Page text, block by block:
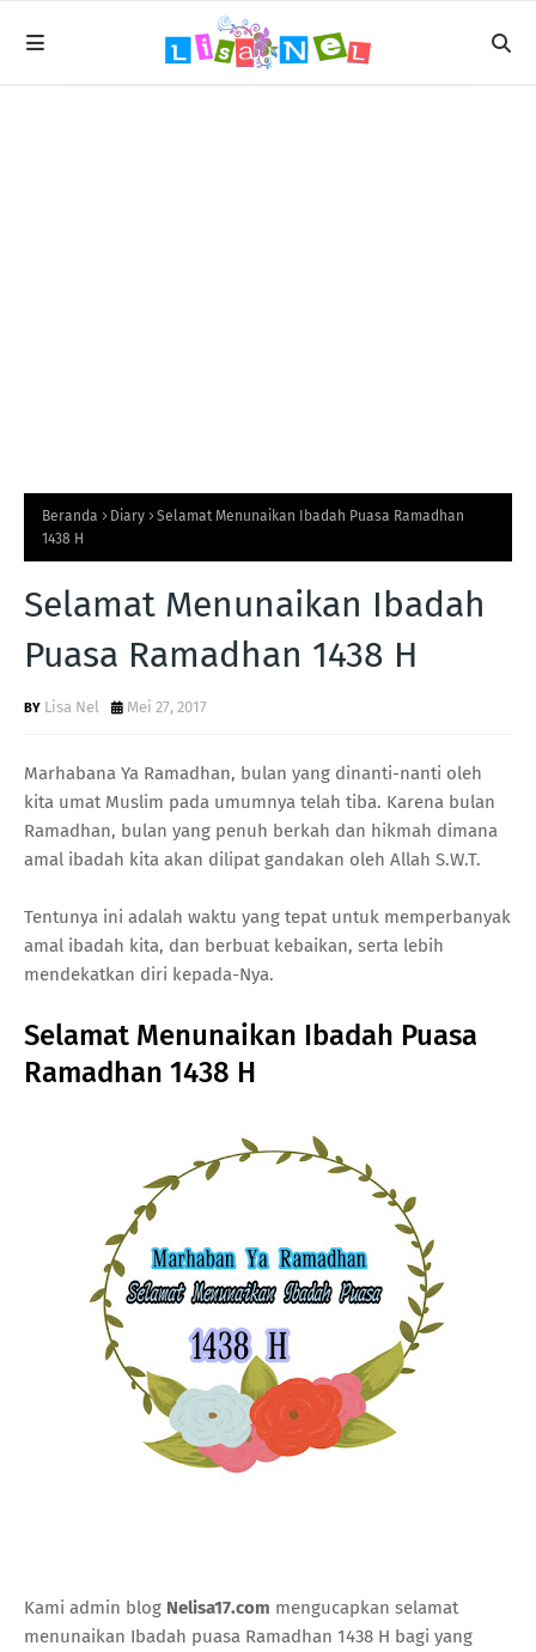
Beranda Diary
Selamat Menunaikan Ibadah Puasa Ramadhan
1438 H
Selamat Menunaikan Ibadah
Puasa Ramadhan 1438 H
Lisa Nel Mei 27, 2017
Marhabana Ya Ramadhan, bulan yang dinanti-nanti oleh
kita umat Muslim pada umumnya telah tiba. Karena bulan
Ramadhan, bulan yang penuh berkah dan hikmah dimana
amal ibadah kita akan dilipat gandakan oleh Allah S.W.T.
Tentunya ini adalah waktu yang tepat untuk memperbanyak
amal ibadah kita, dan berbuat kebaikan, serta lebih
mendekatkan diri kepada-Nya.
Selamat Menunaikan Ibadah Puasa
Ramadhan 1438 H
Kami admin blog Nelisa17.com mengucapkan selamat
menunaikan Ibadah puasa Ramadhan 1438 H bagi yang